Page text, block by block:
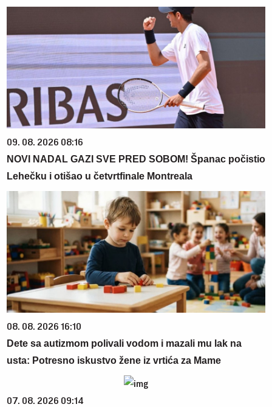
09. 08. 2026 08:16
NOVI NADAL GAZI SVE PRED SOBOM! Španac počistio
Lehečku i otišao u četvrtfinale Montreala
08. 08. 2026 16:10
Dete sa autizmom polivali vodom i mazali mu lak na
usta: Potresno iskustvo žene iz vrtića za Mame
07. 08. 2026 09:14